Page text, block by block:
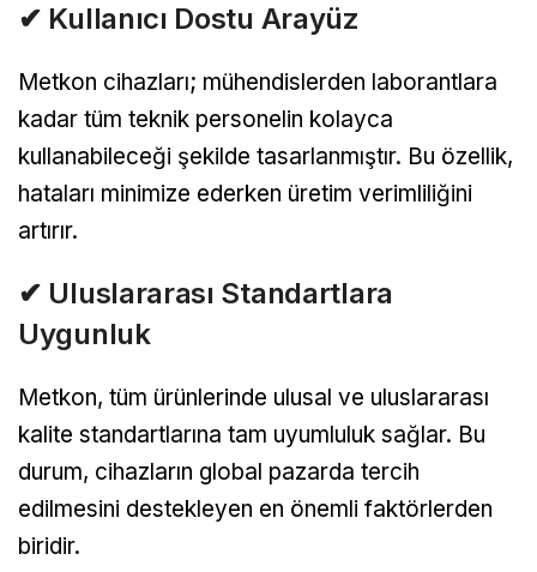
✔ Kullanıcı Dostu Arayüz
Metkon cihazları; mühendislerden laborantlara
kadar tüm teknik personelin kolayca
kullanabileceği şekilde tasarlanmıştır. Bu özellik,
hataları minimize ederken üretim verimliliğini
artırır.
✔ Uluslararası Standartlara
Uygunluk
Metkon, tüm ürünlerinde ulusal ve uluslararası
kalite standartlarına tam uyumluluk sağlar. Bu
durum, cihazların global pazarda tercih
edilmesini destekleyen en önemli faktörlerden
biridir.